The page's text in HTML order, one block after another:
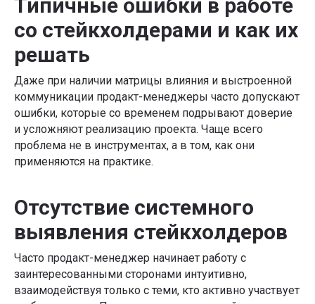
Типичные ошибки в работе
со стейкхолдерами и как их
решать
Даже при наличии матрицы влияния и выстроенной
коммуникации продакт-менеджеры часто допускают
ошибки, которые со временем подрывают доверие
и усложняют реализацию проекта. Чаще всего
проблема не в инструментах, а в том, как они
применяются на практике.
Отсутствие системного
выявления стейкхолдеров
Часто продакт-менеджер начинает работу с
заинтересованными сторонами интуитивно,
взаимодействуя только с теми, кто активно участвует